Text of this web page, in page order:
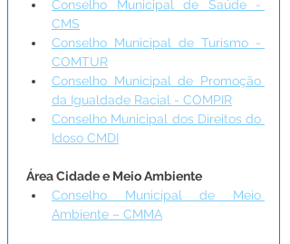
Conselho Municipal de Saúde -
CMS
Conselho Municipal de Turismo -
COMTUR
Conselho Municipal de Promoção
da Igualdade Racial - COMPIR
Conselho Municipal dos Direitos do
Idoso CMDI
Área Cidade e Meio Ambiente
Conselho Municipal de Meio
Ambiente – CMMA